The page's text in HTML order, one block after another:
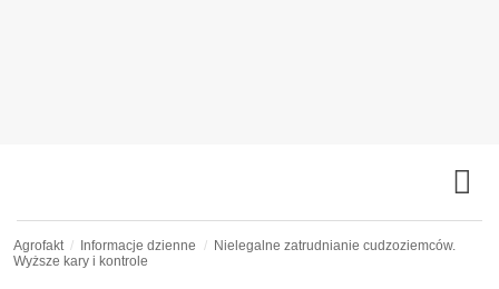
Agrofakt Informacje dzienne
Nielegalne zatrudnianie cudzoziemców.
Wyższe kary i kontrole